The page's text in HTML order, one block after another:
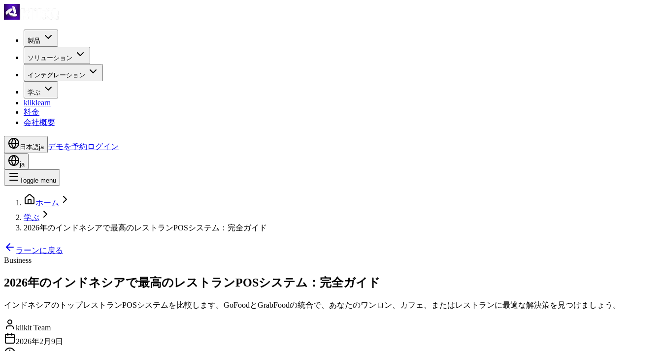
製品
ソリューション
インテグレーション
学ぶ
kliklearn
料金
会社概要
日本語ja デモを予約 ログイン
ja
Toggle menu
ホーム
学ぶ
2026年のインドネシアで最高のレストランPOSシステム：完全ガイド
ラーンに戻る
Business
2026年のインドネシアで最高のレストランPOSシステム：完全ガイド
インドネシアのトップレストランPOSシステムを比較します。GoFoodとGrabFoodの統合で、あなたのワンロン、カフェ、またはレストランに最適な解決策を見つけましょう。
klikit Team
2026年2月9日